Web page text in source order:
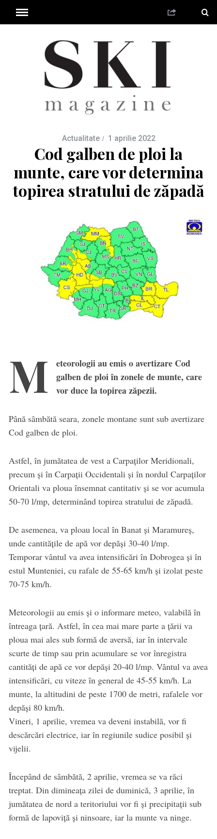
Actualitate 1 aprilie 2022
Cod galben de ploi la
munte, care vor determina
topirea stratului de zăpadă
M
eteorologii au emis o avertizare Cod
galben de ploi în zonele de munte, care
vor duce la topirea zăpezii.
Până sâmbătă seara, zonele montane sunt sub avertizare
Cod galben de ploi.
Astfel, în jumătatea de vest a Carpaților Meridionali,
precum și în Carpații Occidentali și în nordul Carpaților
Orientali va ploua însemnat cantitativ și se vor acumula
50-70 l/mp, determinând topirea stratului de zăpadă.
De asemenea, va ploau local în Banat și Maramureș,
unde cantitățile de apă vor depăși 30-40 l/mp.
Temporar vântul va avea intensificări în Dobrogea și în
estul Munteniei, cu rafale de 55-65 km/h și izolat peste
70-75 km/h.
Meteorologii au emis și o informare meteo, valabilă în
întreaga țară. Astfel, în cea mai mare parte a țării va
ploua mai ales sub formă de aversă, iar în intervale
scurte de timp sau prin acumulare se vor înregistra
cantități de apă ce vor depăși 20-40 l/mp. Vântul va avea
intensificări, cu viteze în general de 45-55 km/h. La
munte, la altitudini de peste 1700 de metri, rafalele vor
depăși 80 km/h.
Vineri, 1 aprilie, vremea va deveni instabilă, vor fi
descărcări electrice, iar în regiunile sudice posibil și
vijelii.
Începând de sâmbătă, 2 aprilie, vremea se va răci
treptat. Din dimineața zilei de duminică, 3 aprilie, în
jumătatea de nord a teritoriului vor fi și precipitații sub
formă de lapoviță și ninsoare, iar la munte va ninge.